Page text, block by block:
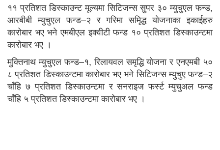
११ प्रतिशत डिस्काउन्ट मूल्यमा सिटिजन्स सुपर ३० म्युचुएल फन्ड,
आरबीबी म्युचुएल फन्ड–२ र गरिमा समृिद्ध योजनाका इकाईहरु
कारोबार भए भने एमबीएल इक्वीटी फन्ड १० प्रतिशत डिस्काउन्टमा
कारोबार भए ।
मुक्तिनाथ म्युचुएल फन्ड–१, रिलायवल समृद्धि योजना र एनएमबी ५०
८ प्रतिशत डिस्काउन्टमा कारोबार भए भने सिटिजन्स म्युुचुए फन्ड–२
चाँहि ७ प्रतिशत डिस्काउन्टमा र सनराइज फर्स्ट म्युचुअल फन्ड
चाँहि ५ प्रतिशत डिस्काउन्टमा कारोबार भए ।